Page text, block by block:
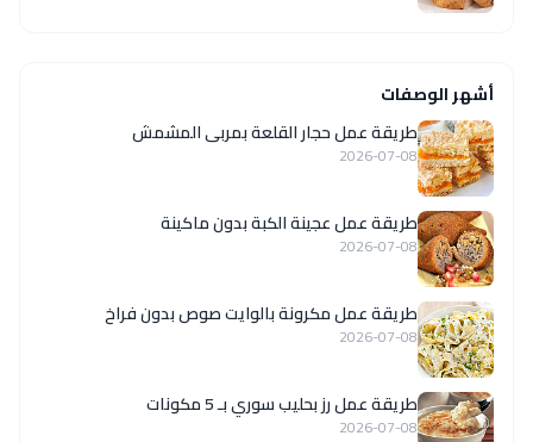
أشهر الوصفات
طريقة عمل حجار القلعة بمربى المشمش
2026-07-08
طريقة عمل عجينة الكبة بدون ماكينة
2026-07-08
طريقة عمل مكرونة بالوايت صوص بدون فراخ
2026-07-08
طريقة عمل رز بحليب سوري بـ 5 مكونات
2026-07-08